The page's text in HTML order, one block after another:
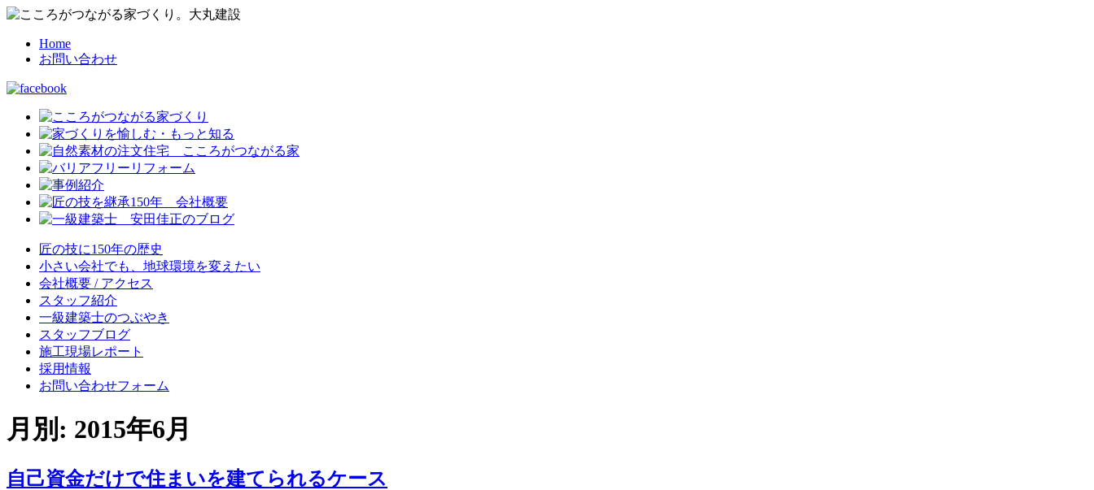
Home
お問い合わせ
匠の技に150年の歴史
小さい会社でも、地球環境を変えたい
会社概要 / アクセス
スタッフ紹介
一級建築士のつぶやき
スタッフブログ
施工現場レポート
採用情報
お問い合わせフォーム
月別: 2015年6月
自己資金だけで住まいを建てられるケース